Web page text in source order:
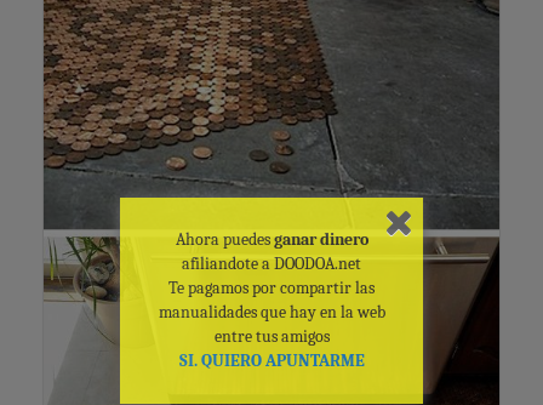
Ahora puedesganar dinero
afiliandote a DOODOA.net
Te pagamos por compartir las
manualidades que hay en la web
entre tus amigos
SI. QUIERO APUNTARME